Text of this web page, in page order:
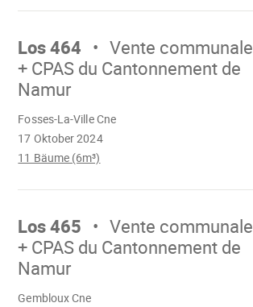
Mach
Los 464
Vente communale
+ CPAS du Cantonnement de
Namur
17 Oktober 2024
Fosses-La-Ville Cne
11 Bäume (6m³)
Mach
Los 465
Vente communale
+ CPAS du Cantonnement de
Namur
Gembloux Cne